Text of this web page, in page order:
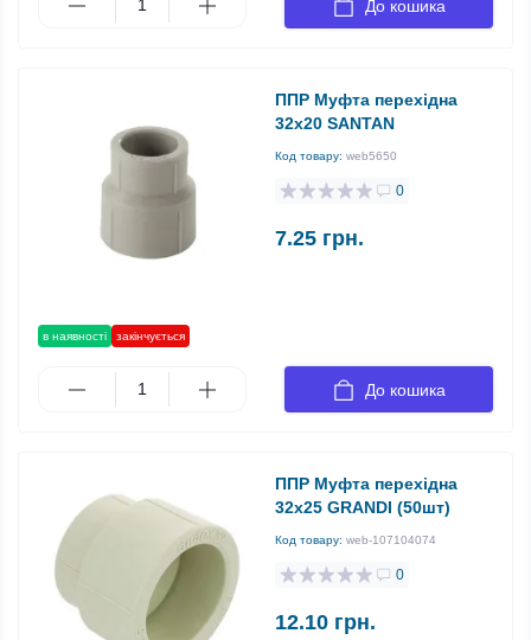
До кошика
в наявності закінчується
ППР Муфта перехідна
32х20 SANTAN
Код товару: web5650
0
7.25 грн.
До кошика
ППР Муфта перехідна
32х25 GRANDI (50шт)
Код товару: web-107104074
0
12.10 грн.